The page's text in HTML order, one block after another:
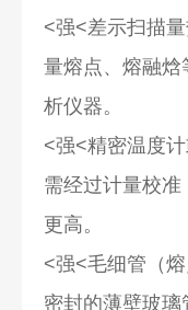
<强<差示扫描量
量熔点、熔融焓
析仪器。
<强<精密温度
需经过计量校准
更高。
<强<毛细管（熔
密封的薄壁玻璃